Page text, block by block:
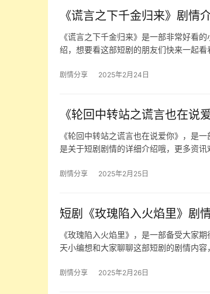
《谎言之下千金归来》剧情
《谎言之下千金归来》是一部非常好看
绍，想要看这部短剧的朋友们快来一起
剧情分享 2025年2月24日
《轮回中转站之谎言也在说
《轮回中转站之谎言也在说爱你》，是
是关于短剧剧情的详细介绍哦，更多资
剧情分享 2025年2月25日
短剧《玫瑰陷入火焰里》剧
《玫瑰陷入火焰里》，是一部备受大家
天小编想和大家聊聊这部短剧的剧情内
剧情分享 2025年2月26日